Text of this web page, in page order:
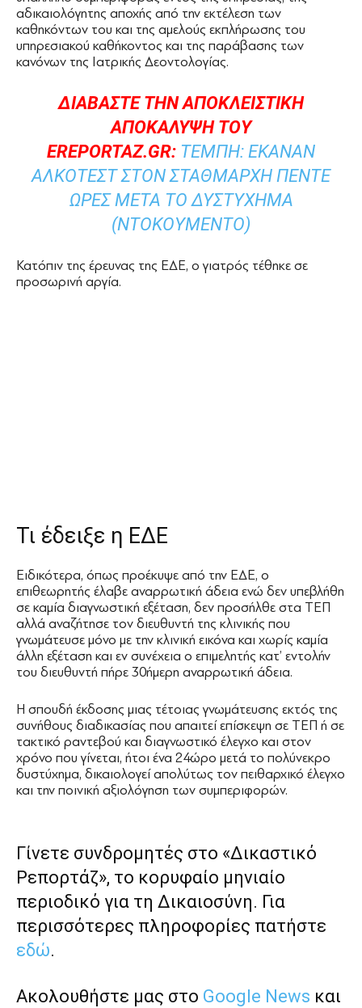
αδικαιολόγητης αποχής από την εκτέλεση των
καθηκόντων του και της αμελούς εκπλήρωσης του
υπηρεσιακού καθήκοντος και της παράβασης των
κανόνων της Ιατρικής Δεοντολογίας.
ΔΙΑΒΑΣΤΕ ΤΗΝ ΑΠΟΚΛΕΙΣΤΙΚΗ
ΑΠΟΚΑΛΥΨΗ ΤΟΥ
EREPORTAZ.GR: ΤΕΜΠΗ: ΈΚΑΝΑΝ
ΑΛΚΟΤΈΣΤ ΣΤΟΝ ΣΤΑΘΜΆΡΧΗ ΠΈΝΤΕ
ΩΡΕΣ ΜΕΤΆ ΤΟ ΔΥΣΤΎΧΗΜΑ
(ΝΤΟΚΟΥΜΈΝΤΟ)
Κατόπιν της έρευνας της ΕΔΕ, ο γιατρός τέθηκε σε
προσωρινή αργία.
Τι έδειξε η ΕΔΕ
Ειδικότερα, όπως προέκυψε από την ΕΔΕ, ο
επιθεωρητής έλαβε αναρρωτική άδεια ενώ δεν υπεβλήθη
σε καμία διαγνωστική εξέταση, δεν προσήλθε στα ΤΕΠ
αλλά αναζήτησε τον διευθυντή της κλινικής που
γνωμάτευσε μόνο με την κλινική εικόνα και χωρίς καμία
άλλη εξέταση και εν συνέχεια ο επιμελητής κατ’ εντολήν
του διευθυντή πήρε 30ήμερη αναρρωτική άδεια.
Η σπουδή έκδοσης μιας τέτοιας γνωμάτευσης εκτός της
συνήθους διαδικασίας που απαιτεί επίσκεψη σε ΤΕΠ ή σε
τακτικό ραντεβού και διαγνωστικό έλεγχο και στον
χρόνο που γίνεται, ήτοι ένα 24ώρο μετά το πολύνεκρο
δυστύχημα, δικαιολογεί απολύτως τον πειθαρχικό έλεγχο
και την ποινική αξιολόγηση των συμπεριφορών.
Γίνετε συνδρομητές στο «Δικαστικό
Ρεπορτάζ», το κορυφαίο μηνιαίο
περιοδικό για τη Δικαιοσύνη. Για
περισσότερες πληροφορίες πατήστε
εδώ.
Ακολουθήστε μας στο Google News και